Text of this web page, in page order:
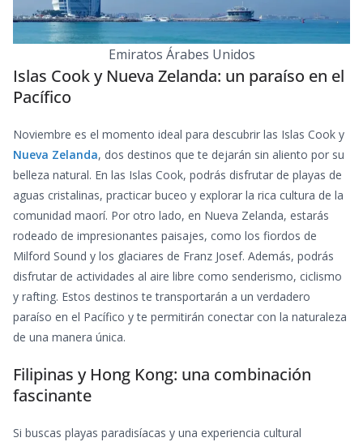
Emiratos Árabes Unidos
Islas Cook y Nueva Zelanda: un paraíso en el
Pacífico
Noviembre es el momento ideal para descubrir las Islas Cook y
Nueva Zelanda, dos destinos que te dejarán sin aliento por su
belleza natural. En las Islas Cook, podrás disfrutar de playas de
aguas cristalinas, practicar buceo y explorar la rica cultura de la
comunidad maorí. Por otro lado, en Nueva Zelanda, estarás
rodeado de impresionantes paisajes, como los fiordos de
Milford Sound y los glaciares de Franz Josef. Además, podrás
disfrutar de actividades al aire libre como senderismo, ciclismo
y rafting. Estos destinos te transportarán a un verdadero
paraíso en el Pacífico y te permitirán conectar con la naturaleza
de una manera única.
Filipinas y Hong Kong: una combinación
fascinante
Si buscas playas paradisíacas y una experiencia cultural